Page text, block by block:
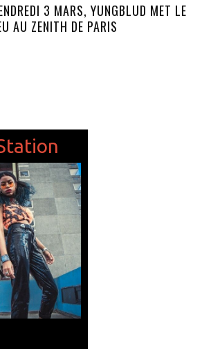
3 MARS, YUNGBLUD MET LE
AU ZENITH DE PARIS